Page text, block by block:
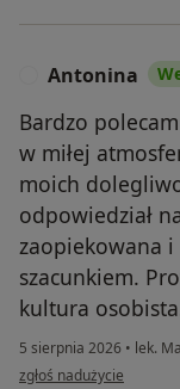
Antonina
Bardzo
w miłej
moich
odpowiedział
zaopiekowana
szacunkiem.
kultura
5 sierpnia 2026 • lek.
w opinii użytkownika
zgłoś nadużycie